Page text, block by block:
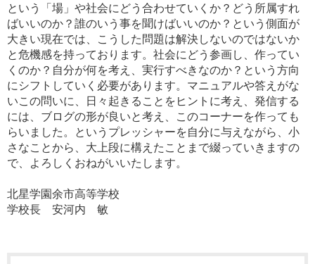
という「場」や社会にどう合わせていくか？どう所属すれ
ばいいのか？誰のいう事を聞けばいいのか？という側面が
大きい現在では、こうした問題は解決しないのではないか
と危機感を持っております。社会にどう参画し、作ってい
くのか？自分が何を考え、実行すべきなのか？という方向
にシフトしていく必要があります。マニュアルや答えがな
いこの問いに、日々起きることをヒントに考え、発信する
には、ブログの形が良いと考え、このコーナーを作っても
らいました。というプレッシャーを自分に与えながら、小
さなことから、大上段に構えたことまで綴っていきますの
で、よろしくおねがいいたします。
北星学園余市高等学校
学校長 安河内 敏